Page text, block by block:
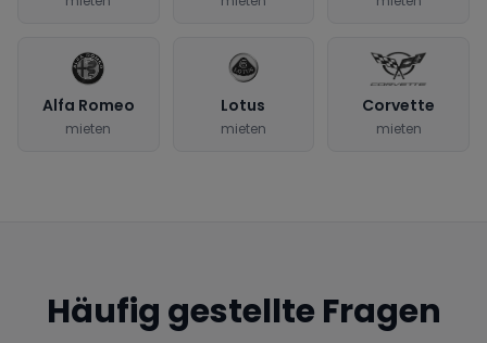
Alfa Romeo
mieten
Lotus
mieten
Corvette
mieten
Häufig gestellte Fragen